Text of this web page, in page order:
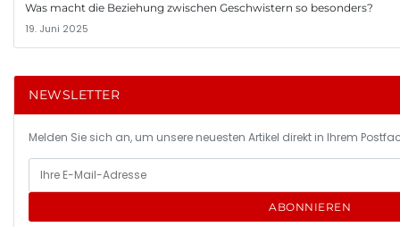
Was macht die Beziehung zwischen Geschwistern so besonders?
19. Juni 2025
NEWSLETTER
Melden Sie sich an, um unsere neuesten Artikel direkt in Ihrem
ABONNIEREN